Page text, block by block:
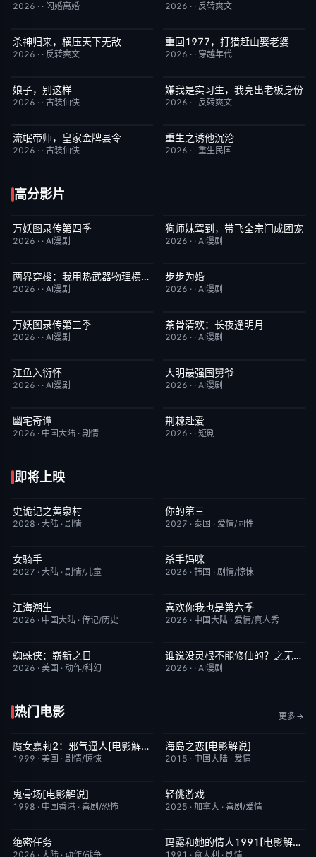
2026 · · 闪婚离婚 2026 · · 反转爽文
已完结
杀神归来，横压天下无敌
2026 · · 反转爽文
已完结 9.0
重回1977，打猎赶山娶老婆
2026 · · 穿越年代
已完结
娘子，别这样
2026 · · 古装仙侠
已完结 5.0
嫌我是实习生，我亮出老板身份
2026 · · 反转爽文
已完结
流氓帝师，皇家金牌县令
2026 · · 古装仙侠
已完结
重生之诱他沉沦
2026 · · 重生民国
高分影片
完结
万妖图录传第四季
2026 · · AI漫剧
完结 10.0
狗师妹驾到，带飞全宗门成团宠
2026 · · AI漫剧
完结 10.0两界穿梭：我用热武器物理横推修真界
2026 · · AI漫剧
完结
步步为婚
2026 · · AI漫剧
完结
万妖图录传第三季
2026 · · AI漫剧
完结
茶骨清欢：长夜逢明月
2026 · · AI漫剧
完结
江鱼入衍怀
2026 · · AI漫剧
完结
大明最强国舅爷
2026 · · AI漫剧
更新至第15集
幽宅奇谭
2026 · 中国大陆 · 剧情
完结
荆棘赴爱
2026 · · 短剧
即将上映
6月23日更新
史诡记之黄泉村
2028 · 大陆 · 剧情
更新至第02集
你的第三
2027 · 泰国 · 爱情/同性
7月15日更新
女骑手
2027 · 大陆 · 剧情/儿童
更新至第02集
杀手妈咪
2026 · 韩国 · 剧情/惊悚
更新至第26集
江海潮生
2026 · 中国大陆 · 传记/历史
昨日更新
喜欢你我也是第六季
2026 · 中国大陆 · 爱情/真人秀
TC中字
蜘蛛侠：崭新之日
2026 · 美国 · 动作/科幻
完结 5.0谁说没灵根不能修仙的？之无灵证道第五季
2026 · · AI漫剧
热门电影 更多
已完结 5.7魔女嘉莉2：邪气逼人[电影解说]
1999 · 美国 · 剧情/惊悚
已完结
海岛之恋[电影解说]
2015 · 中国大陆 · 爱情
已完结
鬼骨场[电影解说]
1998 · 中国香港 · 喜剧/恐怖
昨日更新
轻佻游戏
2025 · 加拿大 · 喜剧/爱情
昨日更新
绝密任务
2026 · 大陆 · 动作/战争
已完结 6.1玛露和她的情人1991[电影解说]
1991 · 意大利 · 剧情